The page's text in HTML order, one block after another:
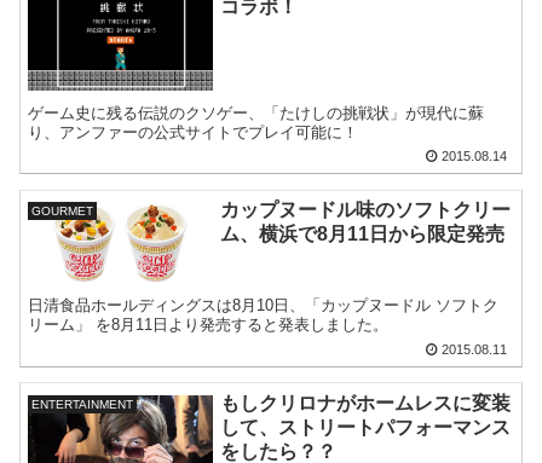
コラボ！
ゲーム史に残る伝説のクソゲー、「たけしの挑戦状」が現代に蘇
り、アンファーの公式サイトでプレイ可能に！
2015.08.14
GOURMET
カップヌードル味のソフトクリー
ム、横浜で8月11日から限定発売
日清食品ホールディングスは8月10日、「カップヌードル ソフトク
リーム」 を8月11日より発売すると発表しました。
2015.08.11
ENTERTAINMENT
もしクリロナがホームレスに変装
して、ストリートパフォーマンス
をしたら？？